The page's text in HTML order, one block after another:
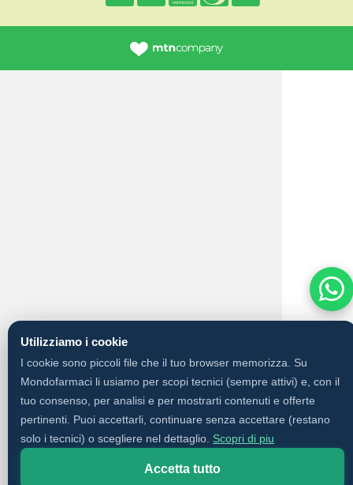
Utilizziamo i cookie
I cookie sono piccoli file che il tuo browser memorizza. Su
Mondofarmaci li usiamo per scopi tecnici (sempre attivi) e, con il
tuo consenso, per analisi e per mostrarti contenuti e offerte
pertinenti. Puoi accettarli, continuare senza accettare (restano
solo i tecnici) o scegliere nel dettaglio. Scopri di piu
Accetta tutto